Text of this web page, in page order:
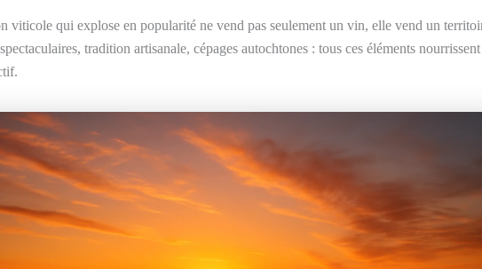
viticole qui explose en popularité ne vend pas seulement un vin, elle vend un
tradition artisanale, cépages autochtones : tous ces éléments